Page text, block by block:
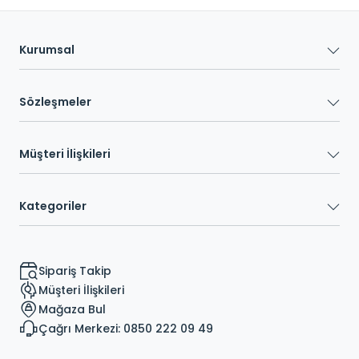
Kurumsal
Sözleşmeler
Müşteri İlişkileri
Kategoriler
Sipariş Takip
Müşteri İlişkileri
Mağaza Bul
Çağrı Merkezi: 0850 222 09 49